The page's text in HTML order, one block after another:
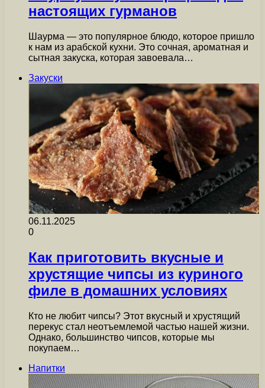
настоящих гурманов
Шаурма — это популярное блюдо, которое пришло
к нам из арабской кухни. Это сочная, ароматная и
сытная закуска, которая завоевала…
Закуски
06.11.2025
0
Как приготовить вкусные и
хрустящие чипсы из куриного
филе в домашних условиях
Кто не любит чипсы? Этот вкусный и хрустящий
перекус стал неотъемлемой частью нашей жизни.
Однако, большинство чипсов, которые мы
покупаем…
Напитки